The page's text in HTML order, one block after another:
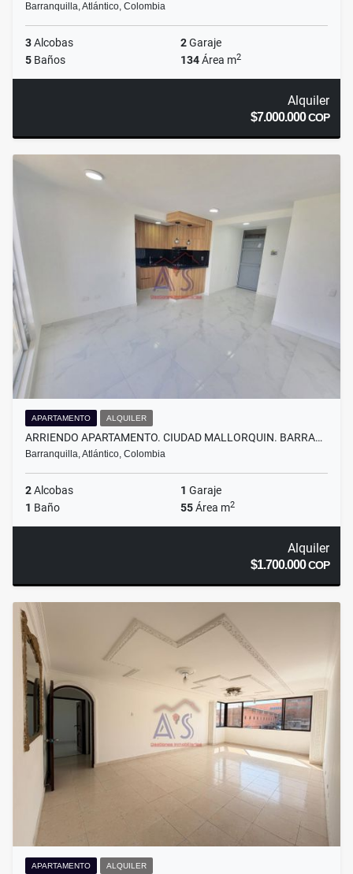
Barranquilla, Atlántico, Colombia
3Alcobas 2Garaje
5 Baños 134Área m2
Alquiler
$7.000.000COP
APARTAMENTO ALQUILER
ARRIENDO APARTAMENTO. CIUDAD MALLORQUIN. BARRA…
Barranquilla, Atlántico, Colombia
2Alcobas 1 Garaje
1 Baño 55Área m2
Alquiler
$1.700.000COP
APARTAMENTO ALQUILER